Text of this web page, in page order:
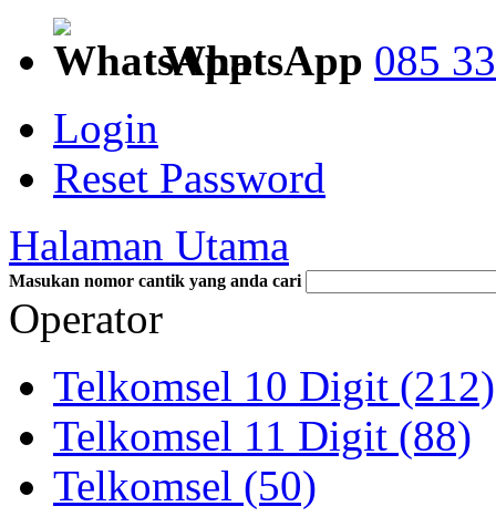
WhatsApp 085
Login
Reset Password
Halaman Utama
Masukan nomor cantik yang anda cari
Operator
Telkomsel 10 Digit (212)
Telkomsel 11 Digit (88)
Telkomsel (50)